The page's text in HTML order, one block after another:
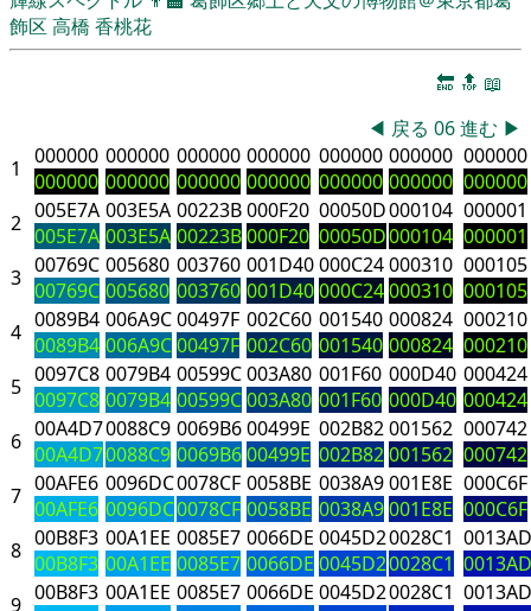
飾区 高橋 香桃花
🔚 🔝 📖
◀ 戻る 06進む ▶
1
000000
000000
000000
000000
000000
000000
000000
000000
000000
000000
000000
000000
000000
000000
2 005E7A
005E7A
003E5A
003E5A
00223B
00223B
000F20
000F20
00050D
00050D
000104
000104
000001
000001
3 00769C
00769C
005680
005680
003760
003760
001D40
001D40
000C24
000C24
000310
000310
000105
000105
4 0089B4
0089B4
006A9C
006A9C
00497F
00497F
002C60
002C60
001540
001540
000824
000824
000210
000210
5 0097C8
0097C8
0079B4
0079B4
00599C
00599C
003A80
003A80
001F60
001F60
000D40
000D40
000424
000424
6 00A4D7
00A4D7
0088C9
0088C9
0069B6
0069B6
00499E
00499E
002B82
002B82
001562
001562
000742
000742
7 00AFE6
00AFE6
0096DC
0096DC
0078CF
0078CF
0058BE
0058BE
0038A9
0038A9
001E8E
001E8E
000C6F
000C6F
8 00B8F3
00B8F3
00A1EE
00A1EE
0085E7
0085E7
0066DE
0066DE
0045D2
0045D2
0028C1
0028C1
0013AD
0013AD
9 00B8F3 00A1EE 0085E7 0066DE 0045D20028C1 0013AD